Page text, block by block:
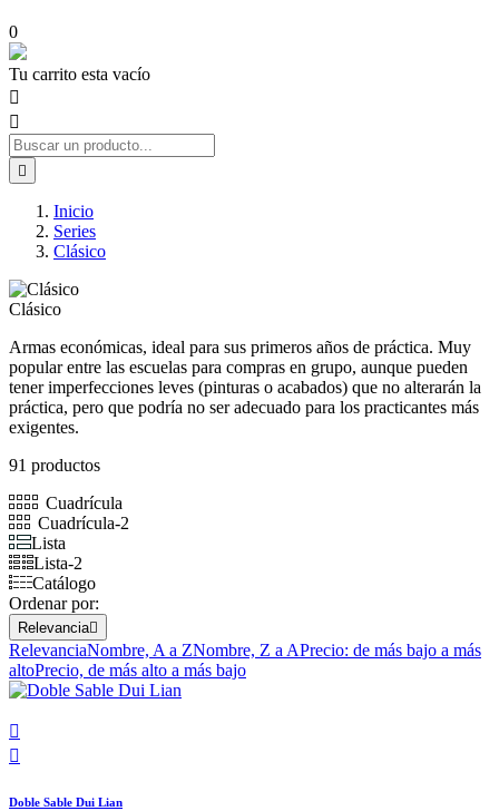
0
Tu carrito esta vacío



Inicio
Series
Clásico
Clásico
Armas económicas, ideal para sus primeros años de práctica. Muy
popular entre las escuelas para compras en grupo, aunque pueden
tener imperfecciones leves (pinturas o acabados) que no alterarán la
práctica, pero que podría no ser adecuado para los practicantes más
exigentes.
91 productos
Cuadrícula
Cuadrícula-2
Lista
Lista-2
Catálogo
Ordenar por:
Relevancia
RelevanciaNombre, A a ZNombre, Z a APrecio: de más bajo a más
altoPrecio, de más alto a más bajo


Doble Sable Dui Lian